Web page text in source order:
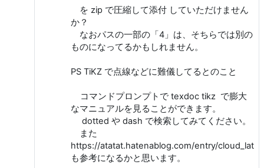
を zip で圧縮して添付 していただけません
か？
なおパスの一部の「4」は、そちらでは別の
ものになってるかもしれません。
PS TiKZ で点線などに難儀してるとのこと
コマンドプロンプトで texdoc tikz で膨大
なマニュアルを見ることができます。
dotted や dash で検索してみてください。
また
https://atatat.hatenablog.com/entry/
も参考になるかと思います。